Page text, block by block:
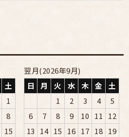
土
1
8
15
翌月(2026年9月)
日
月 火 水 木 金
土
1
2 3 4
5
6
7 8 9 10 11
12
13
14 15 16 17 18 19